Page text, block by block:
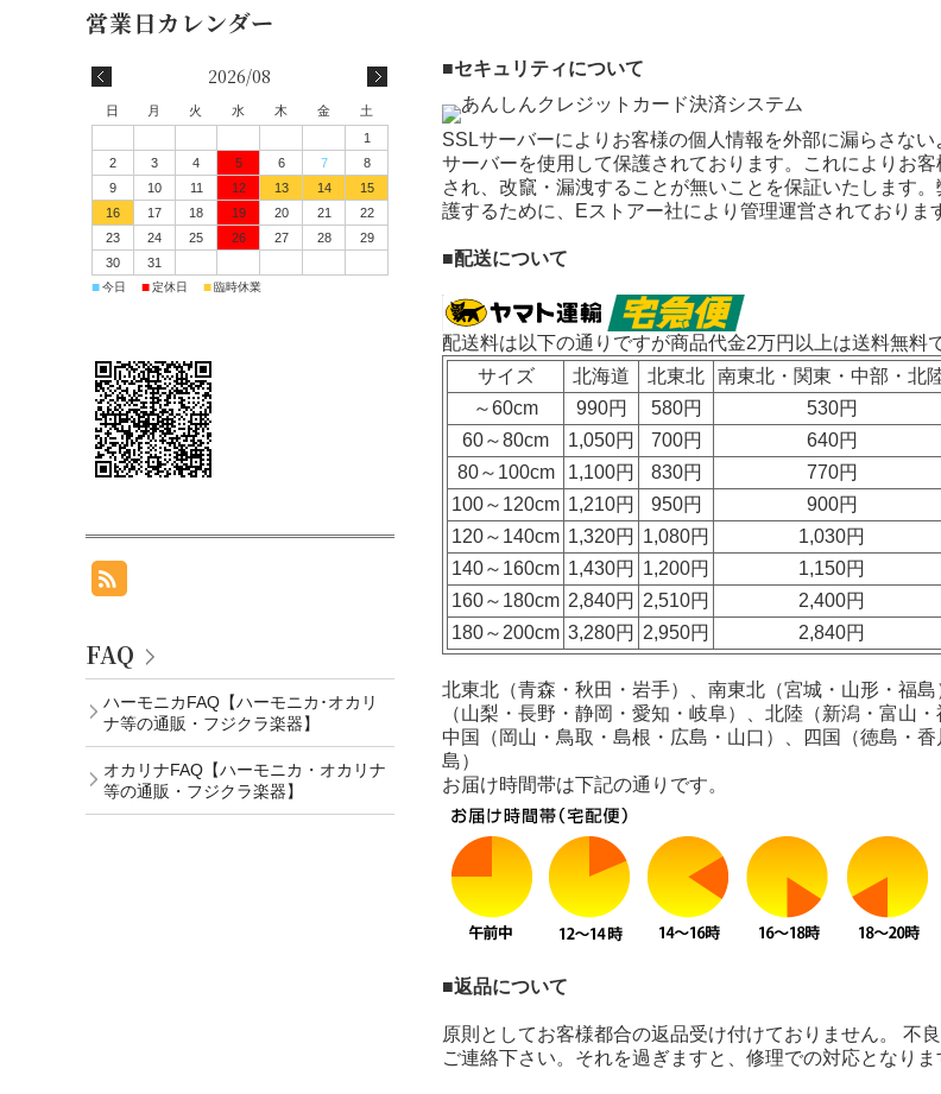
■セキュリティについて
SSLサーバーによりお客様の個人情報を外部に漏らさな
サーバーを使用して保護されております。これによりお
され、改竄・漏洩することが無いことを保証いたします
護するために、Eストアー社により管理運営されておりま
■配送について
配送料は以下の通りですが商品代金2万円以上は送料無料
サイズ
北海道 北東北 南東北・関東・中部・北
～60cm
990円 580円 530円
60～80cm
1,050円 700円 640円
80～100cm
1,100円 830円 770円
100～120cm 1,210円 950円 900円
120～140cm 1,320円 1,080円 1,030円
140～160cm 1,430円 1,200円 1,150円
160～180cm 2,840円 2,510円 2,400円
180～200cm 3,280円 2,950円 2,840円
北東北（青森・秋田・岩手）、南東北（宮城・山形・福
（山梨・長野・静岡・愛知・岐阜）、北陸（新潟・富山
中国（岡山・鳥取・島根・広島・山口）、四国（徳島・
島）
お届け時間帯は下記の通りです。
■返品について
原則としてお客様都合の返品受け付けておりません。 不
ご連絡下さい。それを過ぎますと、修理での対応となりま
2026/08
日 月 火 水 木 金
土
1
2
3 4 5 6 7
8
9
10 11 12 13 14
15
16
17 18 19 20 21
22
23
24 25 26 27 28
29
30
31
■今日 ■定休日 ■臨時休業
FAQ
ハーモニカFAQ【ハーモニカ･オカリ
ナ等の通販・フジクラ楽器】
オカリナFAQ【ハーモニカ・オカリナ
等の通販・フジクラ楽器】